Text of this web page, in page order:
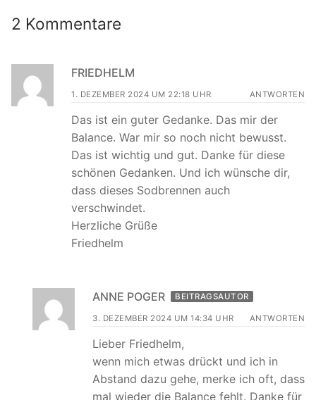
2 Kommentare
FRIEDHELM
1. DEZEMBER 2024 UM 22:18 UHR ANTWORTEN
Das ist ein guter Gedanke. Das mir der
Balance. War mir so noch nicht bewusst.
Das ist wichtig und gut. Danke für diese
schönen Gedanken. Und ich wünsche dir,
dass dieses Sodbrennen auch
verschwindet.
Herzliche Grüße
Friedhelm
ANNE POGER BEITRAGSAUTOR
3. DEZEMBER 2024 UM 14:34 UHR ANTWORTEN
Lieber Friedhelm,
wenn mich etwas drückt und ich in
Abstand dazu gehe, merke ich oft, dass
mal wieder die Balance fehlt. Danke für